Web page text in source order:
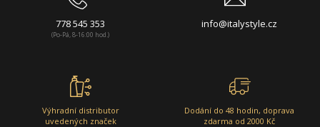
778 545 353
(Po-Pá, 8-16:00 hod.)
info@italystyle.cz
Výhradní distributor
uvedených značek
Dodání do 48 hodin, doprava
zdarma od 2000 Kč